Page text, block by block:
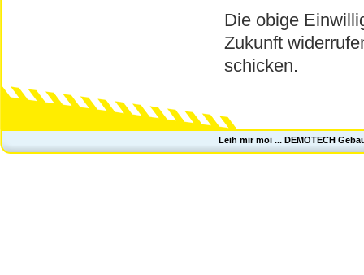
Die obige
Zukunft
schicken.
Leih mir moi ... DEMOTECH